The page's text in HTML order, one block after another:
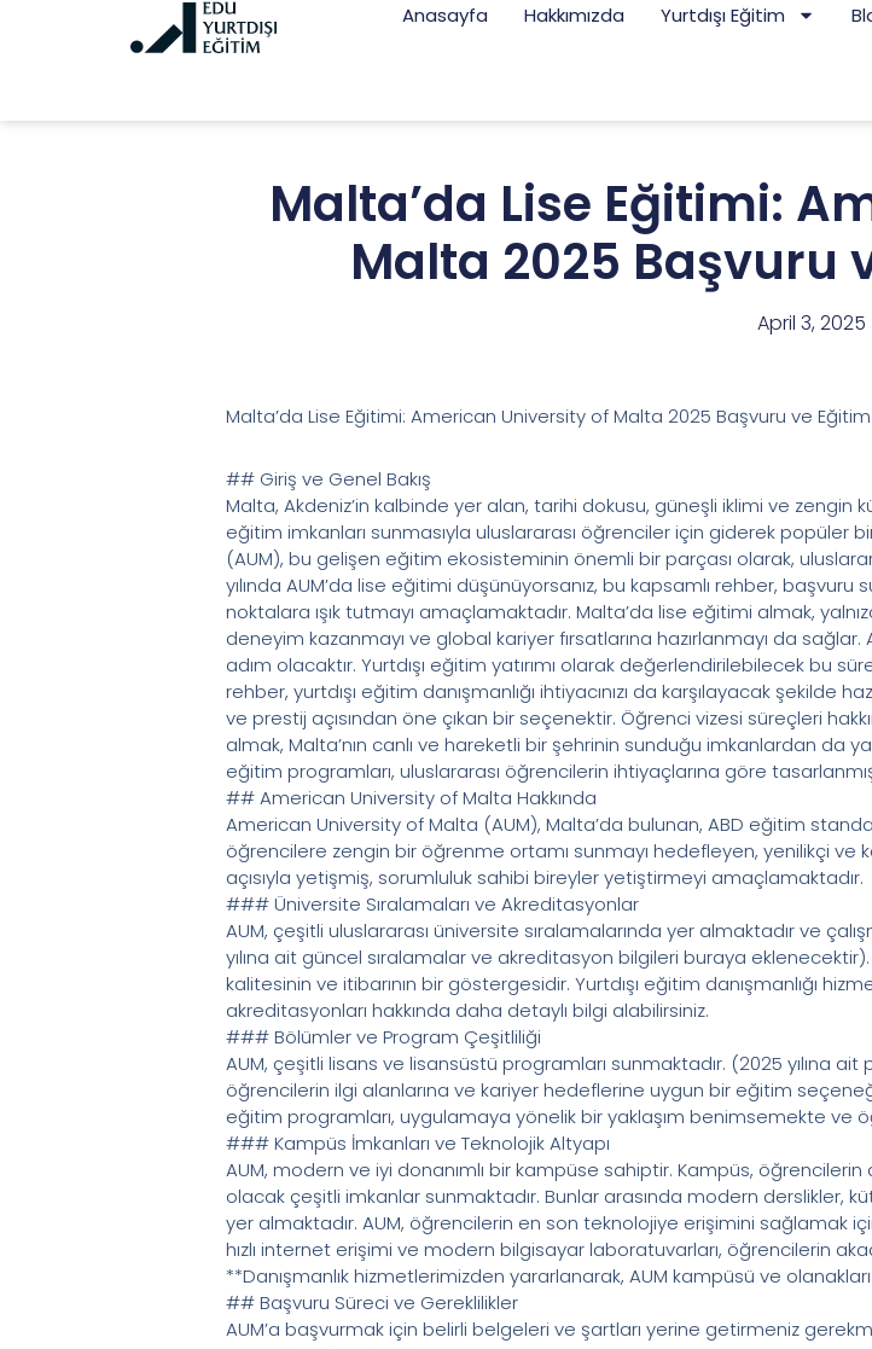
Anasayfa Hakkımızda Yurtdışı Eğitim
Malta’da Lise Eğitimi:
Malta 2025 Başvuru
April 3, 2025
Malta’da Lise Eğitimi: American University of Malta 2025 Başvuru ve
## Giriş ve Genel Bakış
Malta, Akdeniz’in kalbinde yer alan, tarihi dokusu, güneşli iklimi ve zengin
eğitim imkanları sunmasıyla uluslararası öğrenciler için giderek
(AUM), bu gelişen eğitim ekosisteminin önemli bir parçası olarak,
yılında AUM’da lise eğitimi düşünüyorsanız, bu kapsamlı rehber,
noktalara ışık tutmayı amaçlamaktadır. Malta’da lise eğitimi almak,
deneyim kazanmayı ve global kariyer fırsatlarına hazırlanmayı da
adım olacaktır. Yurtdışı eğitim yatırımı olarak değerlendirilebilecek bu
rehber, yurtdışı eğitim danışmanlığı ihtiyacınızı da karşılayacak şekilde
ve prestij açısından öne çıkan bir seçenektir. Öğrenci vizesi süreçleri
almak, Malta’nın canlı ve hareketli bir şehrinin sunduğu imkanlardan da
eğitim programları, uluslararası öğrencilerin ihtiyaçlarına göre
## American University of Malta Hakkında
American University of Malta (AUM), Malta’da bulunan, ABD eğitim
öğrencilere zengin bir öğrenme ortamı sunmayı hedefleyen, yenilikçi ve
açısıyla yetişmiş, sorumluluk sahibi bireyler yetiştirmeyi amaçlamaktadır.
### Üniversite Sıralamaları ve Akreditasyonlar
AUM, çeşitli uluslararası üniversite sıralamalarında yer almaktadır ve
yılına ait güncel sıralamalar ve akreditasyon bilgileri buraya
kalitesinin ve itibarının bir göstergesidir. Yurtdışı eğitim danışmanlığı
akreditasyonları hakkında daha detaylı bilgi alabilirsiniz.
### Bölümler ve Program Çeşitliliği
AUM, çeşitli lisans ve lisansüstü programları sunmaktadır. (2025 yılına
öğrencilerin ilgi alanlarına ve kariyer hedeflerine uygun bir eğitim
eğitim programları, uygulamaya yönelik bir yaklaşım benimsemekte ve
### Kampüs İmkanları ve Teknolojik Altyapı
AUM, modern ve iyi donanımlı bir kampüse sahiptir. Kampüs,
olacak çeşitli imkanlar sunmaktadır. Bunlar arasında modern derslikler,
yer almaktadır. AUM, öğrencilerin en son teknolojiye erişimini sağlamak
hızlı internet erişimi ve modern bilgisayar laboratuvarları, öğrencilerin
**Danışmanlık hizmetlerimizden yararlanarak, AUM kampüsü ve
## Başvuru Süreci ve Gereklilikler
AUM’a başvurmak için belirli belgeleri ve şartları yerine getirmeniz